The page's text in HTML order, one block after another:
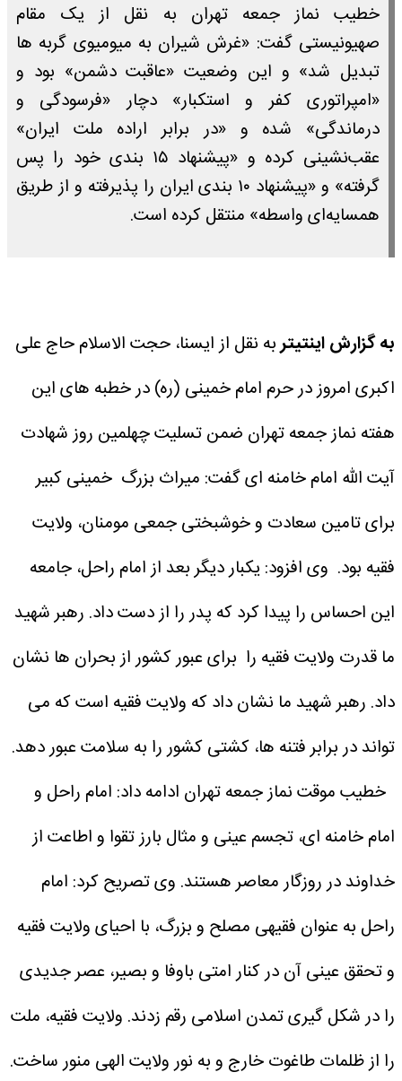
خطیب نماز جمعه تهران به نقل از یک مقام
صهیونیستی گفت: «غرش شیران به میومیوی گربه ها
تبدیل شد» و این وضعیت «عاقبت دشمن» بود و
«امپراتوری کفر و استکبار» دچار «فرسودگی و
درماندگی» شده و «در برابر اراده ملت ایران»
عقب‌نشینی کرده و «پیشنهاد ۱۵ بندی خود را پس
گرفته» و «پیشنهاد ۱۰ بندی ایران را پذیرفته و از طریق
همسایه‌ای واسطه» منتقل کرده است.
به گزارش اینتیتربه نقل از ایسنا، حجت الاسلام حاج علی
اکبری امروز در حرم امام خمینی (ره) در خطبه های این
هفته نماز جمعه تهران ضمن تسلیت چهلمین روز شهادت
آیت الله امام خامنه ای گفت: میراث بزرگ خمینی کبیر
برای تامین سعادت و خوشبختی جمعی مومنان، ولایت
فقیه بود. وی افزود: یکبار دیگر بعد از امام راحل، جامعه
این احساس را پیدا کرد که پدر را از دست داد. رهبر شهید
ما قدرت ولایت فقیه را برای عبور کشور از بحران ها نشان
داد. رهبر شهید ما نشان داد که ولایت فقیه است که می
تواند در برابر فتنه ها، کشتی کشور را به سلامت عبور دهد.
خطیب موقت نماز جمعه تهران ادامه داد: امام راحل و
امام خامنه ای، تجسم عینی و مثال بارز تقوا و اطاعت از
خداوند در روزگار معاصر هستند. وی تصریح کرد: امام
راحل به عنوان فقیهی مصلح و بزرگ، با احیای ولایت فقیه
و تحقق عینی آن در کنار امتی باوفا و بصیر، عصر جدیدی
را در شکل گیری تمدن اسلامی رقم زدند. ولایت فقیه، ملت
را از ظلمات طاغوت خارج و به نور ولایت الهی منور ساخت.